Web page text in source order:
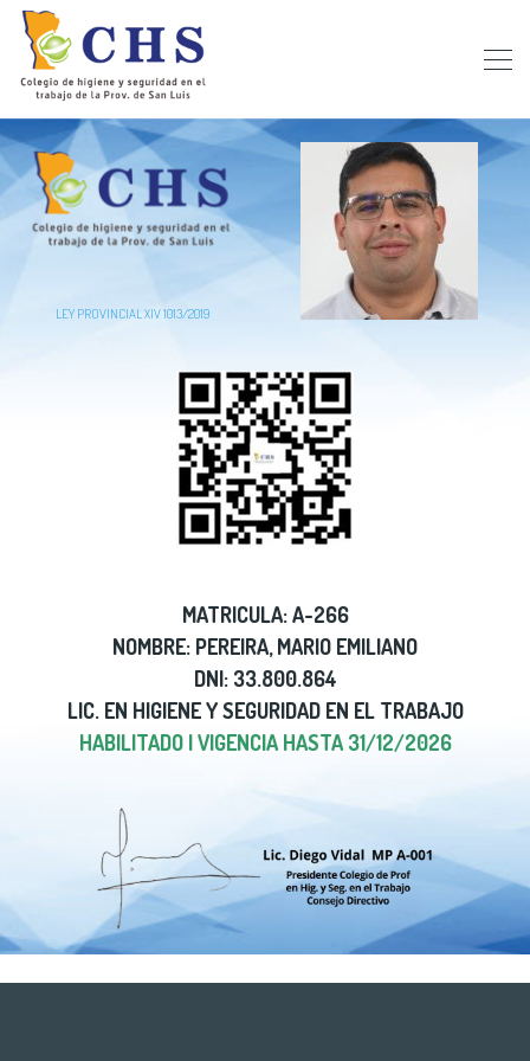
LEY PROVINCIAL XIV 1013/2019
MATRICULA: A-266
NOMBRE: PEREIRA, MARIO EMILIANO
DNI: 33.800.864
LIC. EN HIGIENE Y SEGURIDAD EN EL TRABAJO
HABILITADO | VIGENCIA HASTA 31/12/2026